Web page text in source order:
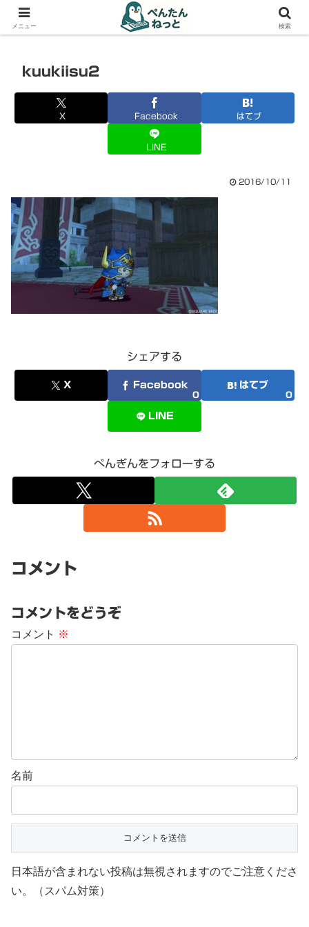
PCやガジェットの備忘録
kuukiisu2
X Facebook はてブ
LINE
2016/10/11
シェアする
X Facebook
0
はてブ
0
LINE
ぺんぎんをフォローする
コメント
コメントをどうぞ
コメント ※
名前
日本語が含まれない投稿は無視されますのでご注意くださ
い。（スパム対策）
メニュー 検索